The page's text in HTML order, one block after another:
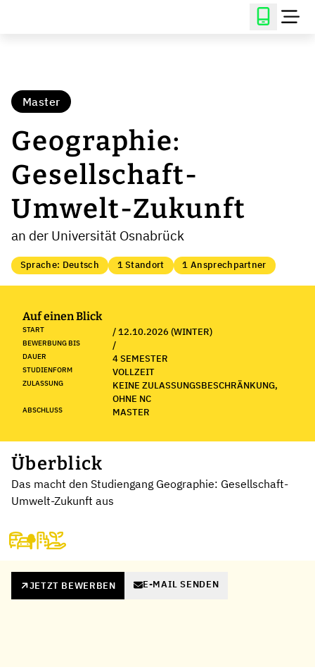
Master
Geographie:
Gesellschaft-
Umwelt-Zukunft
an der Universität Osnabrück
Sprache: Deutsch 1 Standort 1 Ansprechpartner
Auf einen Blick
START / 12.10.2026 (WINTER)
BEWERBUNG BIS /
DAUER 4 SEMESTER
STUDIENFORM VOLLZEIT
ZULASSUNG
KEINE ZULASSUNGSBESCHRÄNKUNG,
OHNE NC
ABSCHLUSS MASTER
Überblick
Das macht den Studiengang Geographie: Gesellschaft-
Umwelt-Zukunft aus
JETZT BEWERBEN E-MAIL SENDEN